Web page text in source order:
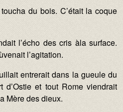
du bois. C’était la coque
l’écho des cris àla surface.
l’agitation.
entrerait dans la gueule du
d’Ostie et tout Rome viendrait
Mère des dieux.